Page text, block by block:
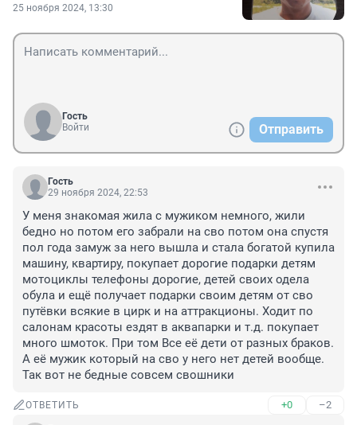
25 ноября 2024, 13:30
Гость
Войти
Отправить
Гость
29 ноября 2024, 22:53
У меня знакомая жила с мужиком немного, жили
бедно но потом его забрали на сво потом она спустя
пол года замуж за него вышла и стала богатой купила
машину, квартиру, покупает дорогие подарки детям
мотоциклы телефоны дорогие, детей своих одела
обула и ещё получает подарки своим детям от сво
путёвки всякие в цирк и на аттракционы. Ходит по
салонам красоты ездят в аквапарки и т.д. покупает
много шмоток. При том Все её дети от разных браков.
А её мужик который на сво у него нет детей вообще.
Так вот не бедные совсем свошники
ОТВЕТИТЬ +0 –2